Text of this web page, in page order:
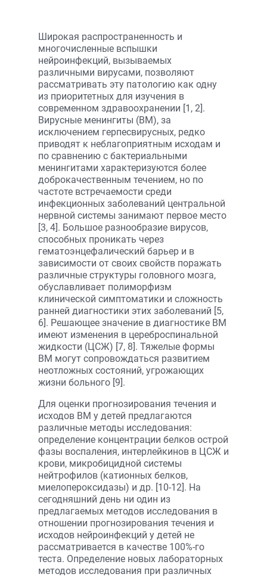
Широкая распространенность и
многочисленные вспышки
нейроинфекций, вызываемых
различными вирусами, позволяют
рассматривать эту патологию как одну
из приоритетных для изучения в
современном здравоохранении [1, 2].
Вирусные менингиты (ВМ), за
исключением герпесвирусных, редко
приводят к неблагоприятным исходам и
по сравнению с бактериальными
менингитами характеризуются более
доброкачественным течением, но по
частоте встречаемости среди
инфекционных заболеваний центральной
нервной системы занимают первое место
[3, 4]. Большое разнообразие вирусов,
способных проникать через
гематоэнцефалический барьер и в
зависимости от своих свойств поражать
различные структуры головного мозга,
обуславливает полиморфизм
клинической симптоматики и сложность
ранней диагностики этих заболеваний [5,
6]. Решающее значение в диагностике ВМ
имеют изменения в цереброспинальной
жидкости (ЦСЖ) [7, 8]. Тяжелые формы
ВМ могут сопровождаться развитием
неотложных состояний, угрожающих
жизни больного [9].
Для оценки прогнозирования течения и
исходов ВМ у детей предлагаются
различные методы исследования:
определение концентрации белков острой
фазы воспаления, интерлейкинов в ЦСЖ и
крови, микробицидной системы
нейтрофилов (катионных белков,
миелопероксидазы) и др. [10-12]. На
сегодняшний день ни один из
предлагаемых методов исследования в
отношении прогнозирования течения и
исходов нейроинфекций у детей не
рассматривается в качестве 100%-го
теста. Определение новых лабораторных
методов исследования при различных